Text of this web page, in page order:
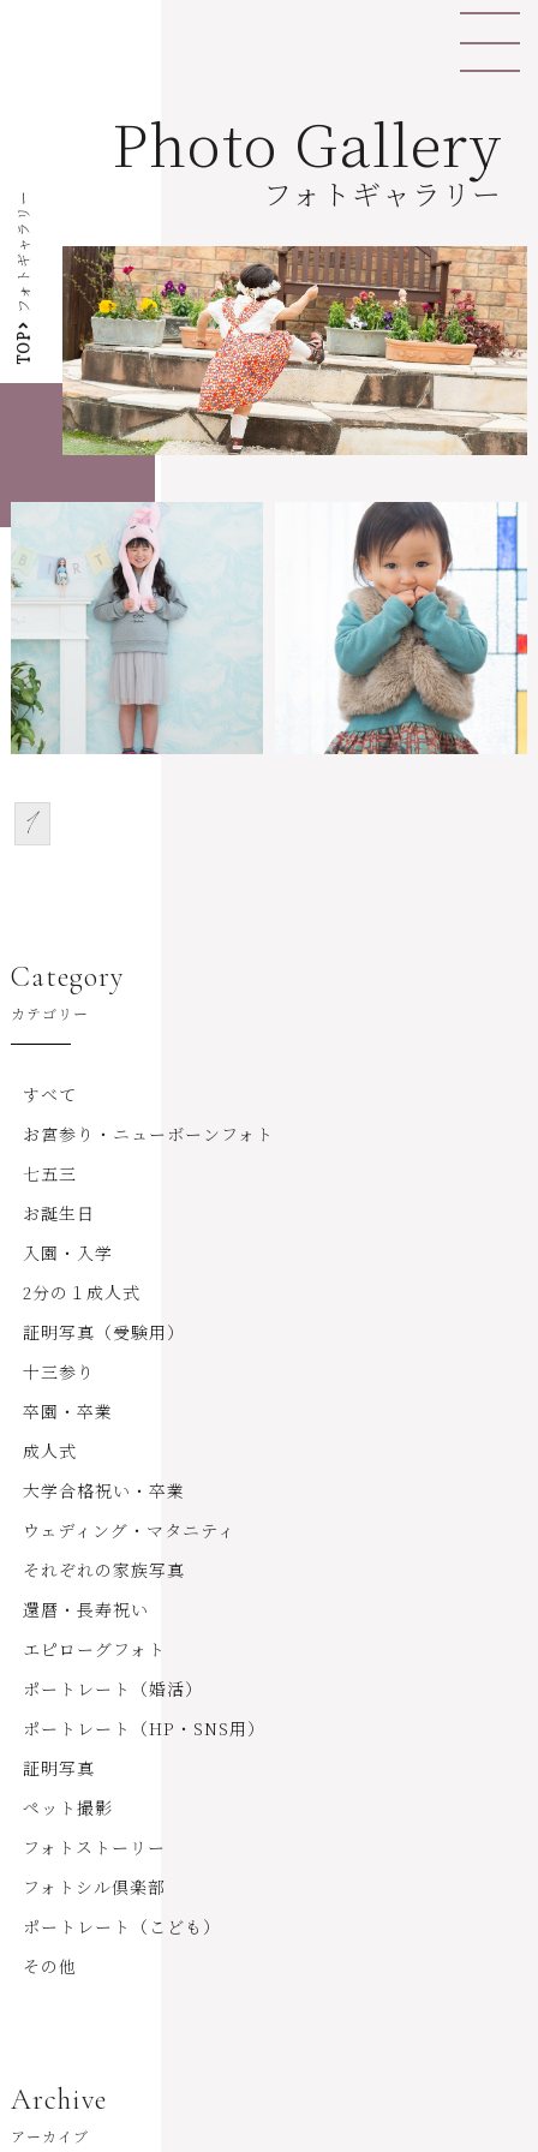
Photo Gallery
フォトギャラリー
TOP
フォトギャラリー
1
Category
カテゴリー
すべて
お宮参り・ニューボーンフォト
七五三
お誕生日
入園・入学
2分の１成人式
証明写真（受験用）
十三参り
卒園・卒業
成人式
大学合格祝い・卒業
ウェディング・マタニティ
それぞれの家族写真
還暦・長寿祝い
エピローグフォト
ポートレート（婚活）
ポートレート（HP・SNS用）
証明写真
ペット撮影
フォトストーリー
フォトシル倶楽部
ポートレート（こども）
その他
Archive
アーカイブ